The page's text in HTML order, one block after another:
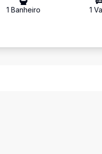
1 Banheiro 1